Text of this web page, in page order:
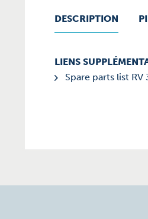
DESCRIPTION
LIENS
Spare parts list RV